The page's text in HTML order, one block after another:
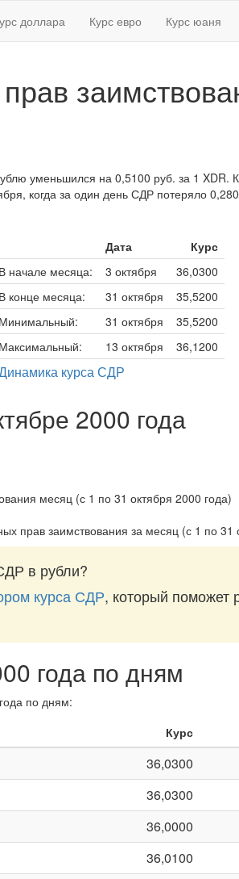
доллара Курс евро Курс юаня
уменьшился на 0,5100 руб. за 1 XDR.
когда за один день СДР потеряло
Дата
Курс
В начале месяца:
3 октября
36,0300
В конце месяца:
31 октября
35,5200
Минимальный:
31 октября
35,5200
Максимальный:
13 октября 36,1200
курса СДР
2000 года
прав заимствования за месяц (с 1 по 31
в рубли?
курса СДР, который поможет
года по дням
по дням:
Курс
36,0300
36,0300
36,0000
36,0100